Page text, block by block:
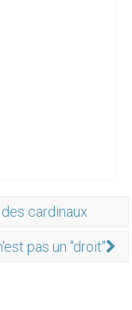
cardinaux
pas un "droit"